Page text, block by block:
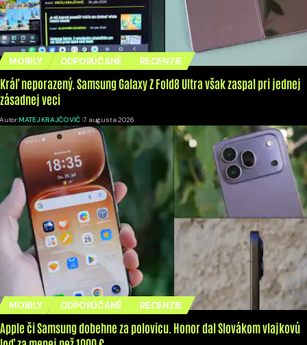
MOBILY ODPORÚČANÉ RECENZIE
Kráľ neporazený. Samsung Galaxy Z Fold8 Ultra však zaspal pri jednej
zásadnej veci
Autor:MATEJ KRAJČOVIČ 7. augusta 2026
MOBILY ODPORÚČANÉ RECENZIE
Apple či Samsung dobehne za polovicu. Honor dal Slovákom vlajkovú